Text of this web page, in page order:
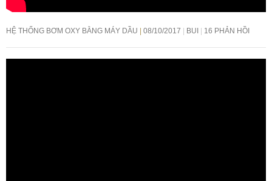
HỆ THỐNG BƠM OXY BẰNG MÁY DẦU 08/10/2017 BUI 16 PHẢN HỒI